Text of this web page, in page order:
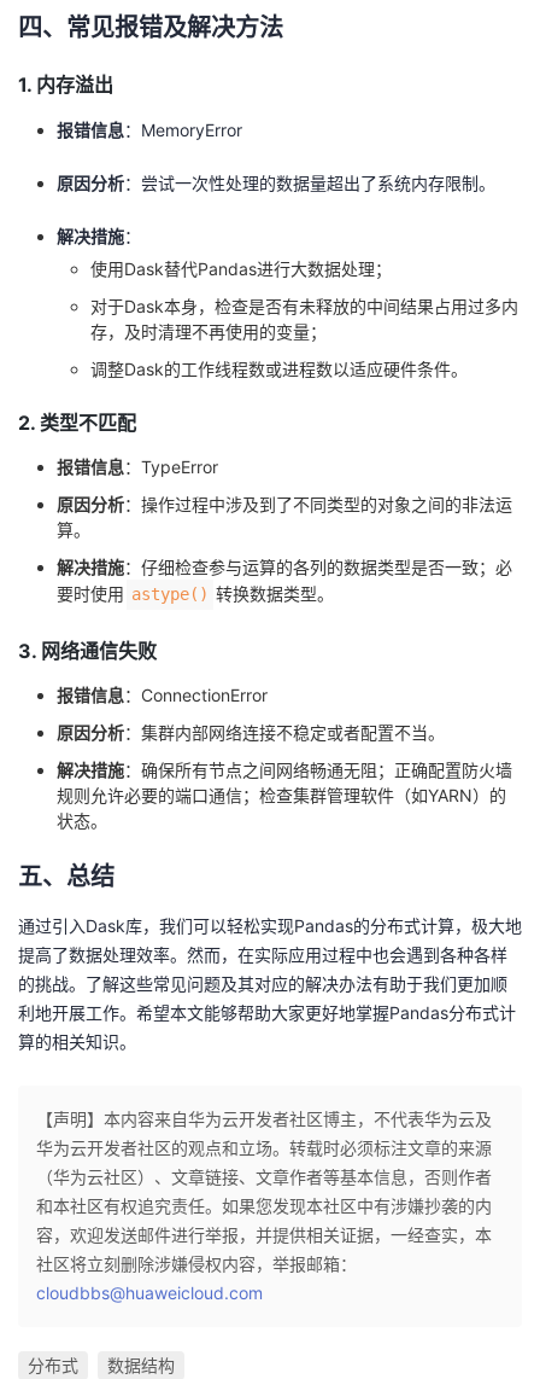
四、常见报错及解决方法
1. 内存溢出
报错信息：MemoryError
原因分析：尝试一次性处理的数据量超出了系统内存限制。
解决措施：
使用Dask替代Pandas进行大数据处理；
对于Dask本身，检查是否有未释放的中间结果占用过多内
存，及时清理不再使用的变量；
调整Dask的工作线程数或进程数以适应硬件条件。
2. 类型不匹配
报错信息：TypeError
原因分析：操作过程中涉及到了不同类型的对象之间的非法运
算。
解决措施：仔细检查参与运算的各列的数据类型是否一致；必
要时使用 astype() 转换数据类型。
3. 网络通信失败
报错信息：ConnectionError
原因分析：集群内部网络连接不稳定或者配置不当。
解决措施：确保所有节点之间网络畅通无阻；正确配置防火墙
规则允许必要的端口通信；检查集群管理软件（如YARN）的
状态。
五、总结
通过引入Dask库，我们可以轻松实现Pandas的分布式计算，极大地
提高了数据处理效率。然而，在实际应用过程中也会遇到各种各样
的挑战。了解这些常见问题及其对应的解决办法有助于我们更加顺
利地开展工作。希望本文能够帮助大家更好地掌握Pandas分布式计
算的相关知识。
【声明】本内容来自华为云开发者社区博主，不代表华为云及
华为云开发者社区的观点和立场。转载时必须标注文章的来源
（华为云社区）、文章链接、文章作者等基本信息，否则作者
和本社区有权追究责任。如果您发现本社区中有涉嫌抄袭的内
容，欢迎发送邮件进行举报，并提供相关证据，一经查实，本
社区将立刻删除涉嫌侵权内容，举报邮箱：
cloudbbs@huaweicloud.com
分布式 数据结构